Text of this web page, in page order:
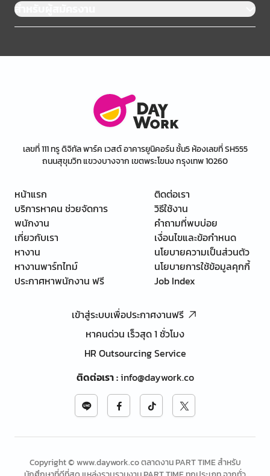
สำหรับผู้สมัครงาน
เลขที่ 111 ทรู ดิจิทัล พาร์ค เวสต์ อาคารยูนิคอร์น ชั้น5 ห้องเลขที่ SH555
ถนนสุขุมวิท แขวงบางจาก เขตพระโขนง กรุงเทพ 10260
หน้าแรก
บริการหาคน ช่วยจัดการ
พนักงาน
เกี่ยวกับเรา
หางาน
หางานพาร์ทไทม์
ประกาศหาพนักงาน ฟรี
ติดต่อเรา
วิธีใช้งาน
คำถามที่พบบ่อย
เงื่อนไขและข้อกำหนด
นโยบายความเป็นส่วนตัว
นโยบายการใช้ข้อมูลคุกกี้
Job Index
เข้าสู่ระบบเพื่อประกาศงานฟรี
หาคนด่วน เร็วสุด 1 ชั่วโมง
HR Outsourcing Service
ติดต่อเรา:info@daywork.co
Copyright © www.daywork.co ตลาดงาน PART TIME สำหรับ